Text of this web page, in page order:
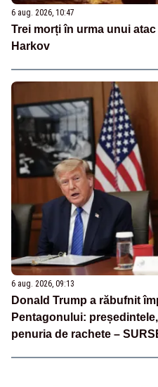
6 aug. 2026, 10:47
Trei morți în urma unui
Harkov
6 aug. 2026, 09:13
Donald Trump a răbufnit
Pentagonului:
penuria de rachete –